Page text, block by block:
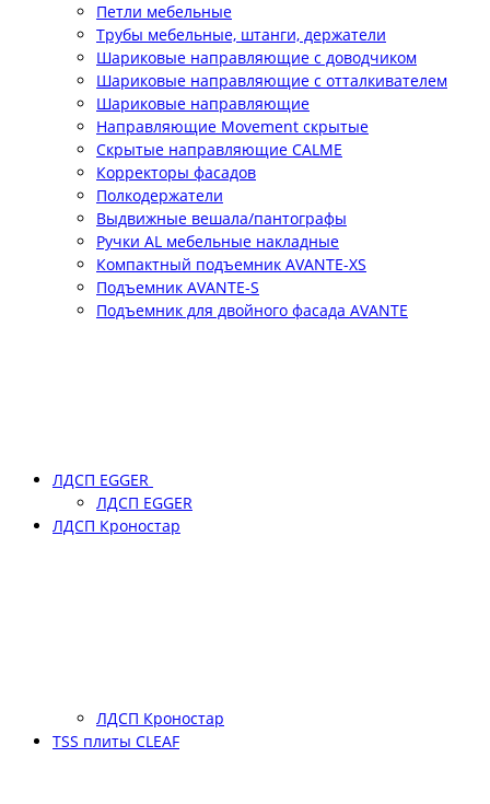
Петли мебельные
Трубы мебельные, штанги, держатели
Шариковые направляющие с доводчиком
Шариковые направляющие с отталкивателем
Шариковые направляющие
Направляющие Movement скрытые
Скрытые направляющие CALME
Корректоры фасадов
Полкодержатели
Выдвижные вешала/пантографы
Ручки AL мебельные накладные
Компактный подъемник АVANTE-XS
Подъемник АVANTE-S
Подъемник для двойного фасада АVANTE
ЛДСП EGGER
ЛДСП EGGER
ЛДСП Кроностар
ЛДСП Кроностар
TSS плиты CLEAF